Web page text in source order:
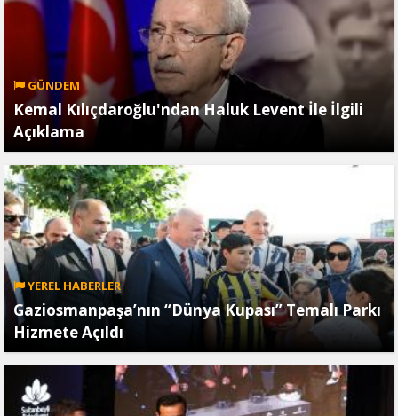
GÜNDEM
Kemal Kılıçdaroğlu'ndan Haluk Levent İle İlgili
Açıklama
YEREL HABERLER
Gaziosmanpaşa’nın “Dünya Kupası” Temalı Parkı
Hizmete Açıldı